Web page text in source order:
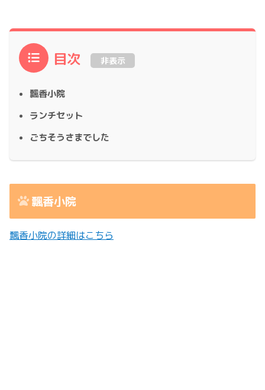
目次 非表示
飄香小院
ランチセット
ごちそうさまでした
飄香小院
飄香小院の詳細はこちら